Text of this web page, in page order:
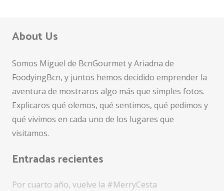
About Us
Somos Miguel de BcnGourmet y Ariadna de
FoodyingBcn, y juntos hemos decidido emprender la
aventura de mostraros algo más que simples fotos.
Explicaros qué olemos, qué sentimos, qué pedimos y
qué vivimos en cada uno de los lugares que
visitamos.
Entradas recientes
Por cuarto año, vuelve la #MerryCesta